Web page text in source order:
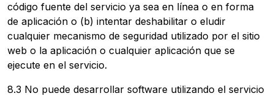
código fuente del servicio ya sea en línea o en forma
de aplicación o (b) intentar deshabilitar o eludir
cualquier mecanismo de seguridad utilizado por el sitio
web o la aplicación o cualquier aplicación que se
ejecute en el servicio.
8.3 No puede desarrollar software utilizando el servicio